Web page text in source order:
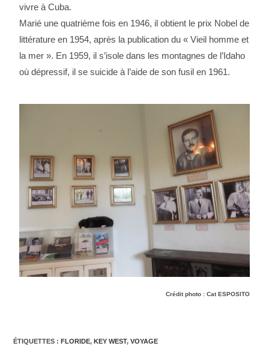
vivre à Cuba.
Marié une quatrième fois en 1946, il obtient le prix Nobel de
littérature en 1954, après la publication du « Vieil homme et
la mer ». En 1959, il s’isole dans les montagnes de l’Idaho
où dépressif, il se suicide à l’aide de son fusil en 1961.
Crédit photo : Cat ESPOSITO
ÉTIQUETTES :FLORIDE, KEY WEST, VOYAGE